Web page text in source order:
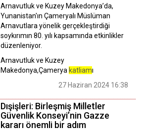
Arnavutluk ve Kuzey Makedonya’da,
Yunanistan'ın Çameryalı Müslüman
Arnavutlara yönelik gerçekleştirdiği
soykırımın 80. yılı kapsamında etkinlikler
düzenleniyor.
Arnavutluk ve Kuzey
Makedonya,Çamerya katliamı
27 Haziran 2024 16:38
Dışişleri: Birleşmiş Milletler
Güvenlik Konseyi’nin Gazze
kararı önemli bir adım